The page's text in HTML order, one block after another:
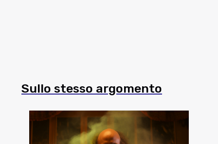
Sullo stesso argomento